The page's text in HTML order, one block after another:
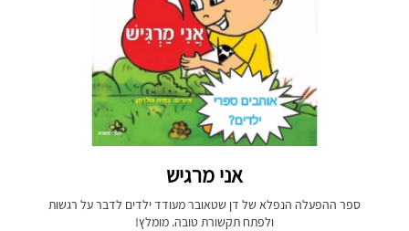
אני מרגיש
ספר ההפעלה הנפלא של דן שטאובר מעודד ילדים לדבר על רגשות
ולפתח תקשורת טובה. מומלץ!